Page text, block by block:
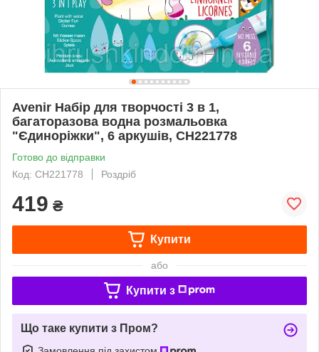
Avenir Набір для творчості 3 в 1,
багаторазова водна розмальовка
"Єдиноріжки", 6 аркушів, CH221778
Готово до відправки
Код: CH221778
Роздріб
419 ₴
Купити
або
Купити з
Що таке купити з Пром?